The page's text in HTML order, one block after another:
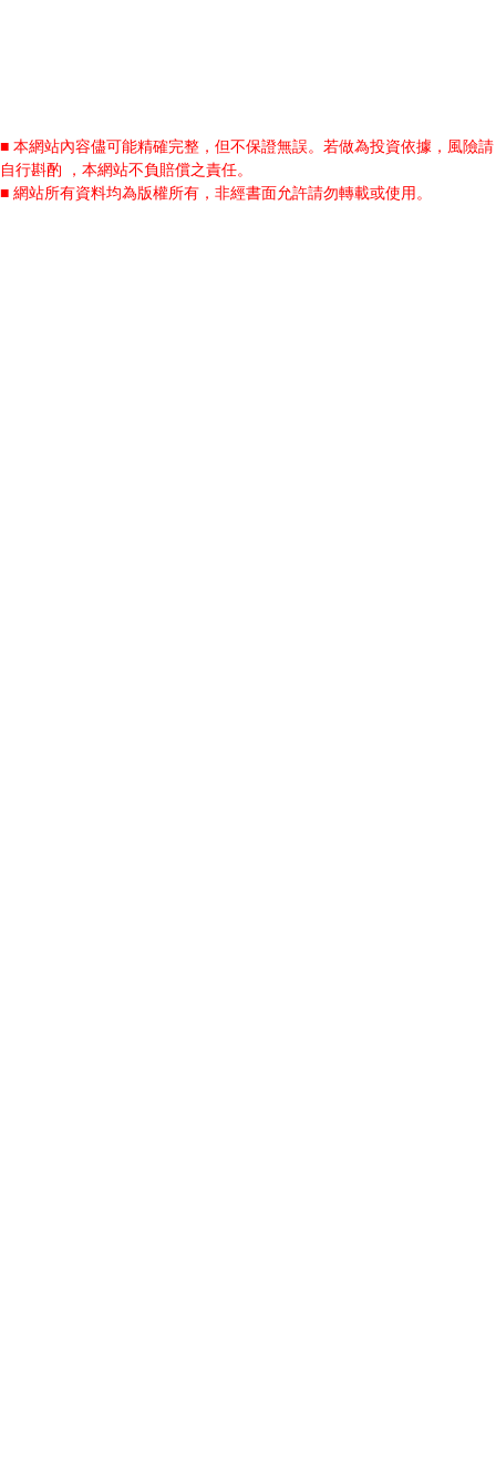
■ 本網站內容儘可能精確完整，但不保證無誤。若做為投資依據，風險請
自行斟酌 ，本網站不負賠償之責任。
■ 網站所有資料均為版權所有，非經書面允許請勿轉載或使用。